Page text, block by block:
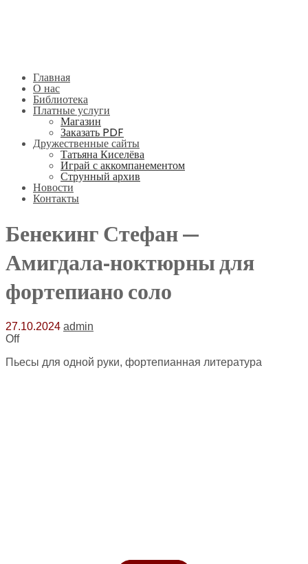
Главная
О нас
Библиотека
Платные услуги
Магазин
Заказать PDF
Дружественные сайты
Татьяна Киселёва
Играй с аккомпанементом
Струнный архив
Новости
Контакты
Бенекинг Стефан —
Амигдала-ноктюрны для
фортепиано соло
27.10.2024 admin
Off
Пьесы для одной руки, фортепианная литература